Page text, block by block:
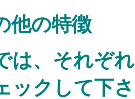
他の特徴
は、それぞ
ックして下